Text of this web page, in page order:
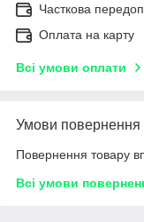
Часткова
Оплата на карту
Всі умови оплати
Умови повернення
Повернення товару
Всі умови